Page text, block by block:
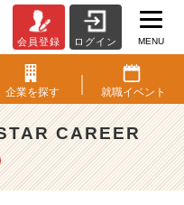
会員登録 ログイン MENU
企業を探す 就職イベント
CAREER